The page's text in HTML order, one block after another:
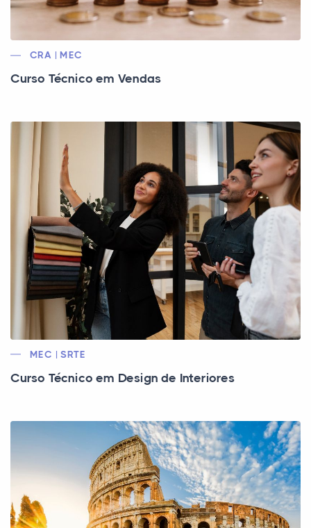
CRA | MEC
Curso Técnico em Vendas
MEC | SRTE
Curso Técnico em Design de Interiores